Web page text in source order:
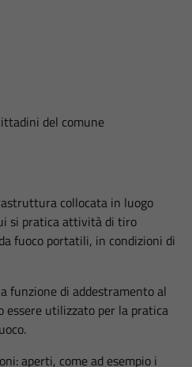
del comune
collocata in luogo
si pratica attività di tiro
fuoco portatili, in condizioni di
funzione di addestramento al
utilizzato per la pratica
aperti, come ad esempio i